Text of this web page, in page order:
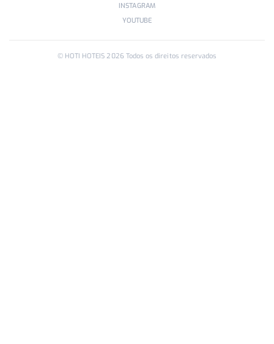
INSTAGRAM
YOUTUBE
© HOTI HOTEIS2026 Todos os direitos reservados